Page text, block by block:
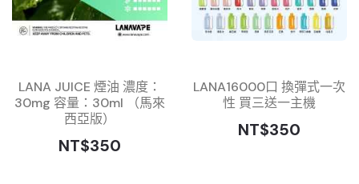
LANA JUICE 煙油 濃度：
30mg 容量：30ml （馬來
西亞版）
NT$350
LANA16000口 換彈式一次
性 買三送一主機
NT$350